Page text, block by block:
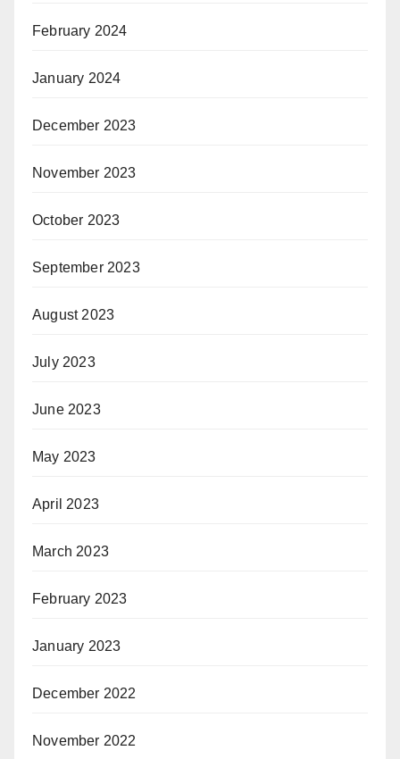
February 2024
January 2024
December 2023
November 2023
October 2023
September 2023
August 2023
July 2023
June 2023
May 2023
April 2023
March 2023
February 2023
January 2023
December 2022
November 2022